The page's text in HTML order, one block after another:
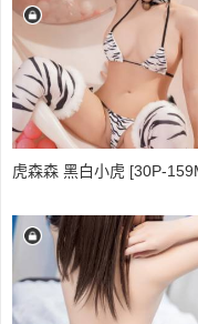
虎森森 黑白小虎 [30P-